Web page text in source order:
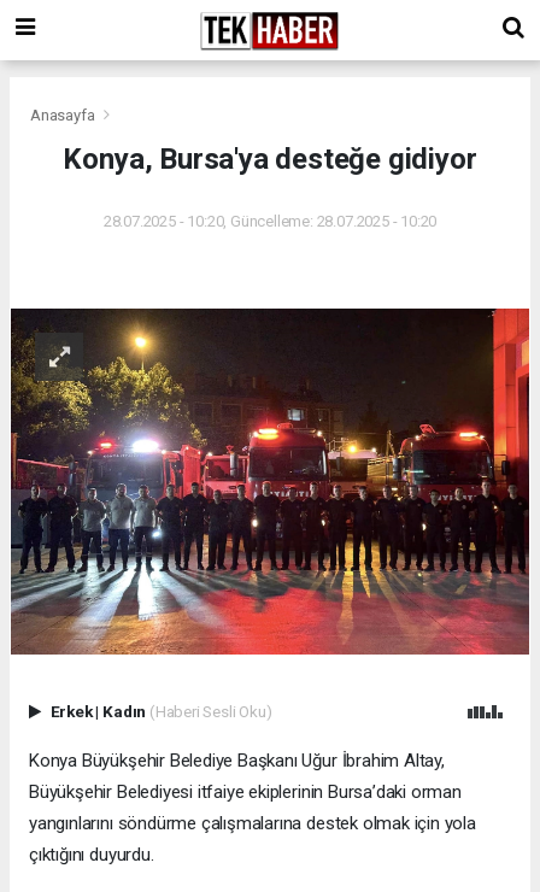
Anasayfa
Konya, Bursa'ya desteğe gidiyor
28.07.2025 - 10:20, Güncelleme: 28.07.2025 - 10:20
Erkek| Kadın (Haberi Sesli Oku)
Konya Büyükşehir Belediye Başkanı Uğur İbrahim Altay,
Büyükşehir Belediyesi itfaiye ekiplerinin Bursa’daki orman
yangınlarını söndürme çalışmalarına destek olmak için yola
çıktığını duyurdu.